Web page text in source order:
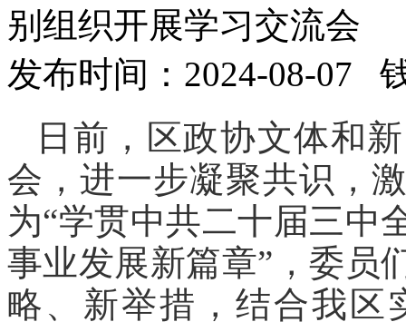
别组织开展学习交流会
发布时间：2024-08-07
日前，区政协文体和
会，进一步凝聚共识，
为“学贯中共二十届三中
事业发展新篇章”，委员
略、新举措，结合我区